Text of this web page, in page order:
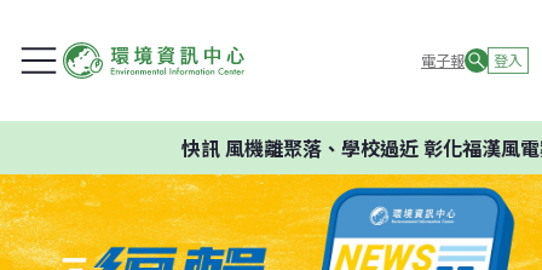
電子報 登入
快訊風機離聚落、學校過近 彰化福漢風電